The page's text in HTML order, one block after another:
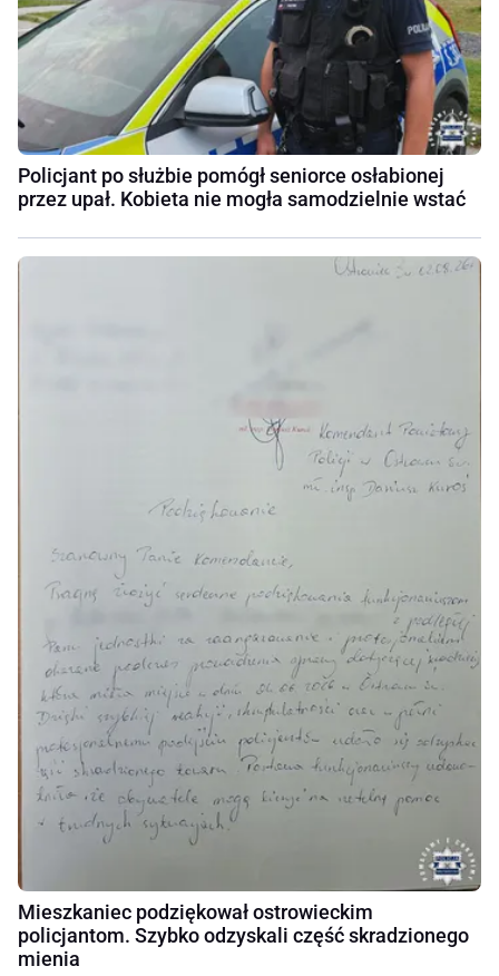
Policjant po służbie pomógł seniorce osłabionej
przez upał. Kobieta nie mogła samodzielnie wstać
Mieszkaniec podziękował ostrowieckim
policjantom. Szybko odzyskali część skradzionego
mienia